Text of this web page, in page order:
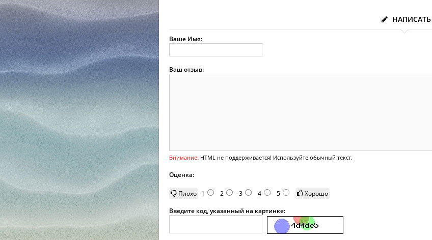
НАПИСАТЬ
Ваше Имя:
Ваш отзыв:
Внимание: HTML не поддерживается! Используйте обычный текст.
Оценка:
Плохо 1 2 3 4 5
Хорошо
Введите код, указанный на картинке: